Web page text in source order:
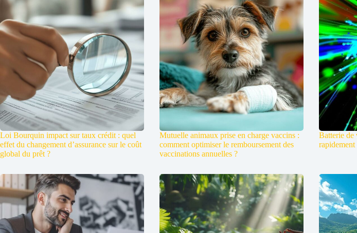
Loi Bourquin impact sur taux crédit : quel
effet du changement d’assurance sur le coût
global du prêt ?
Mutuelle animaux prise en charge vaccins :
comment optimiser le remboursement des
vaccinations annuelles ?
Batterie de
rapidement